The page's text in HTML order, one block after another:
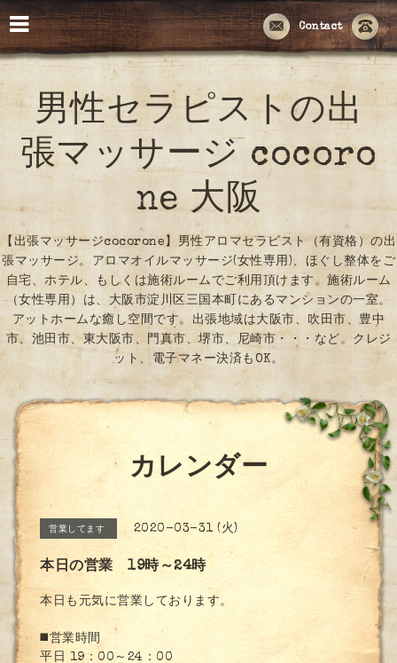
Contact
男性セラピストの出
張マッサージ cocoro
ne 大阪
【出張マッサージcocorone】男性アロマセラピスト（有資格）の出
張マッサージ。アロマオイルマッサージ(女性専用)、ほぐし整体をご
自宅、ホテル、もしくは施術ルームでご利用頂けます。施術ルーム
（女性専用）は、大阪市淀川区三国本町にあるマンションの一室。
アットホームな癒し空間です。出張地域は大阪市、吹田市、豊中
市、池田市、東大阪市、門真市、堺市、尼崎市・・・など。クレジ
ット、電子マネー決済もOK。
カレンダー
営業してます 2020-03-31 (火)
本日の営業 19時～24時
本日も元気に営業しております。
◼️営業時間
平日 19：00～24：00